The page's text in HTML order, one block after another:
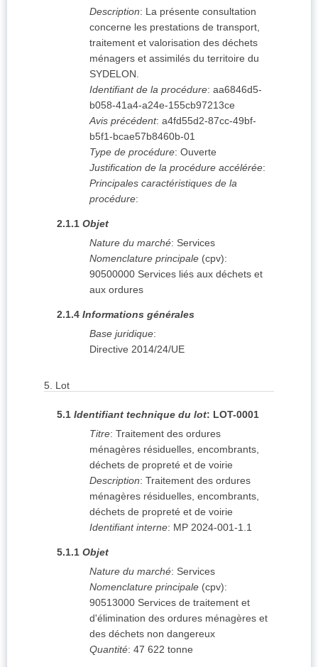
Description: La présente consultation
concerne les prestations de transport,
traitement et valorisation des déchets
ménagers et assimilés du territoire du
SYDELON.
Identifiant de la procédure: aa6846d5-
b058-41a4-a24e-155cb97213ce
Avis précédent: a4fd55d2-87cc-49bf-
b5f1-bcae57b8460b-01
Type de procédure: Ouverte
Justification de la procédure accélérée:
Principales caractéristiques de la
procédure:
2.1.1 Objet
Nature du marché: Services
Nomenclature principale (cpv):
90500000 Services liés aux déchets et
aux ordures
2.1.4 Informations générales
Base juridique:
Directive 2014/24/UE
5. Lot
5.1 Identifiant technique du lot: LOT-0001
Titre: Traitement des ordures
ménagères résiduelles, encombrants,
déchets de propreté et de voirie
Description: Traitement des ordures
ménagères résiduelles, encombrants,
déchets de propreté et de voirie
Identifiant interne: MP 2024-001-1.1
5.1.1 Objet
Nature du marché: Services
Nomenclature principale (cpv):
90513000 Services de traitement et
d'élimination des ordures ménagères et
des déchets non dangereux
Quantité: 47 622 tonne